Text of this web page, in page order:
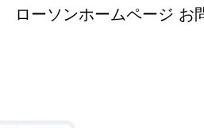
ローソンホームページ お